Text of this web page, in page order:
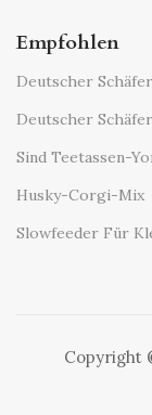
Empfohlen
Deutscher
Deutscher
Sind Teetassen-
Husky-Corgi-Mix
Slowfeeder Für
Copyright